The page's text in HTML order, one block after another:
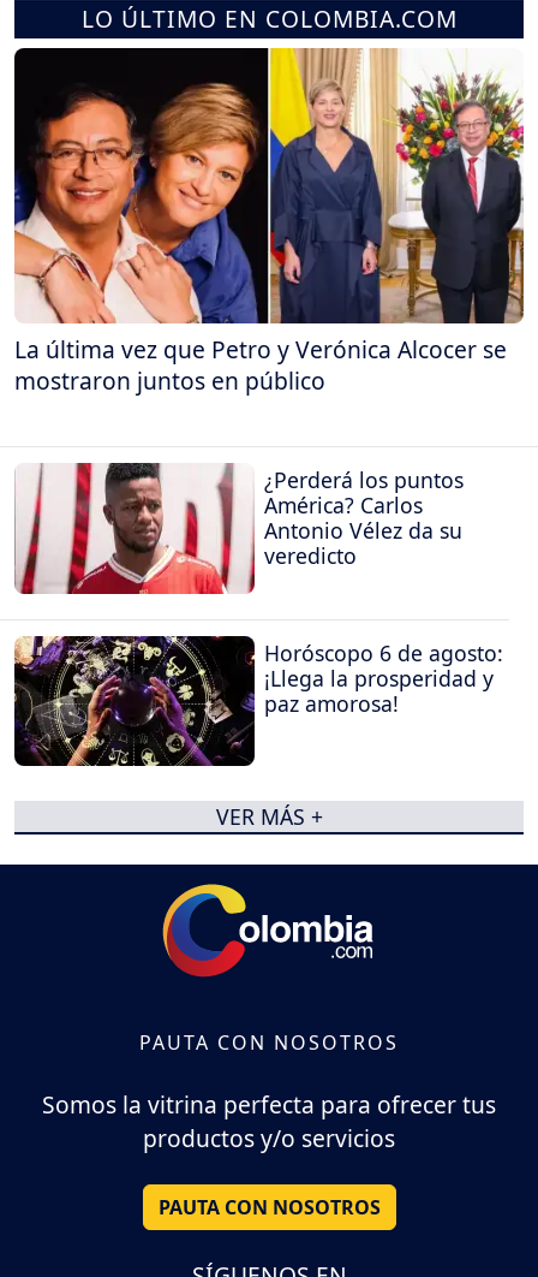
LO ÚLTIMO EN COLOMBIA.COM
La última vez que Petro y Verónica Alcocer se
mostraron juntos en público
¿Perderá los puntos
América? Carlos
Antonio Vélez da su
veredicto
Horóscopo 6 de agosto:
¡Llega la prosperidad y
paz amorosa!
VER MÁS +
PAUTA CON NOSOTROS
Somos la vitrina perfecta para ofrecer tus
productos y/o servicios
PAUTA CON NOSOTROS